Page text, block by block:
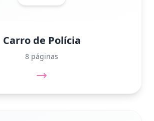
Carro de Polícia
8 páginas